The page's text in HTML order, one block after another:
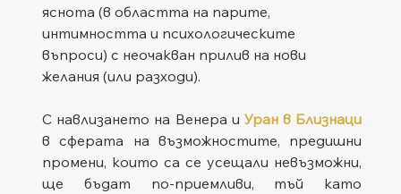
яснота (в областта на парите,
интимността и психологическите
въпроси) с неочакван прилив на нови
желания (или разходи).
С навлизането на Венера и Уран в Близнаци
в сферата на възможностите, предишни
промени, които са се усещали невъзможни,
ще бъдат по-приемливи, тъй като